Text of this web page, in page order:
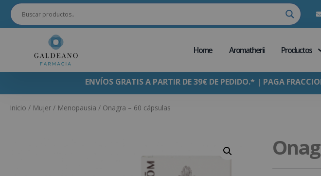
Home Aromatherii Productos
ENVÍOS GRATIS A PARTIR DE 39€ DE PEDIDO.* | PAGA
Inicio / Mujer / Menopausia / Onagra – 60 cápsulas